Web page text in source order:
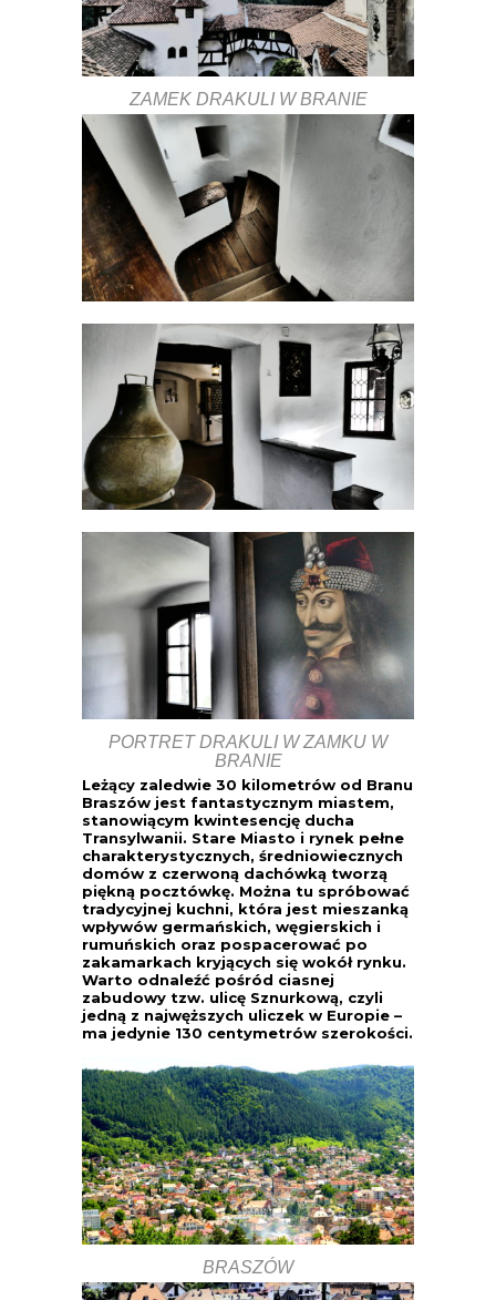
ZAMEK DRAKULI W BRANIE
PORTRET DRAKULI W ZAMKU W
BRANIE
Leżący zaledwie 30 kilometrów od Branu
Braszów jest fantastycznym miastem,
stanowiącym kwintesencję ducha
Transylwanii. Stare Miasto i rynek pełne
charakterystycznych, średniowiecznych
domów z czerwoną dachówką tworzą
piękną pocztówkę. Można tu spróbować
tradycyjnej kuchni, która jest mieszanką
wpływów germańskich, węgierskich i
rumuńskich oraz pospacerować po
zakamarkach kryjących się wokół rynku.
Warto odnaleźć pośród ciasnej
zabudowy tzw. ulicę Sznurkową, czyli
jedną z najwęższych uliczek w Europie –
ma jedynie 130 centymetrów szerokości.
BRASZÓW